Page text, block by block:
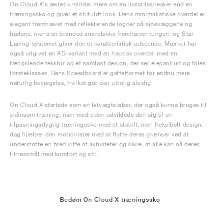
On Cloud X's æstetik minder mere om en livsstilssneaker end en
træningssko og giver et stilfuldt look. Dens minimalistiske overdel er
elegant fremhævet med reflekterende logoer på sidevæggene og
hælene, mens en branded snøreløkke fremhæver tungen, og Star
Lacing-systemet giver den et karakteristisk udseende. Mærket har
også udgivet en AD-variant med en haptisk overdel med en
fængslende tekstur og et sømløst design, der ser elegant ud og føles
førsteklasses. Dens Speedboard er gaffelformet for endnu mere
naturlig bevægelse, hvilket gør den utrolig alsidig.
On Cloud X startede som en letvægtsløber, der også kunne bruges til
skånsom træning, men med tiden udviklede den sig til en
tilpasningsdygtig træningssko med et stabilt, men fleksibelt design. I
dag hjælper den motionister med at flytte deres grænser ved at
understøtte en bred vifte af aktiviteter og sikre, at alle kan nå deres
fitnessmål med komfort og stil.
Bedøm On Cloud X træningssko